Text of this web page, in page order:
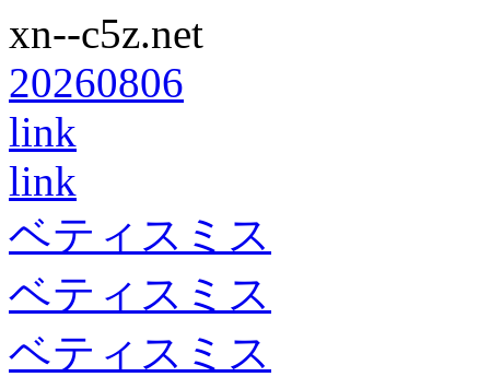
xn--c5z.net
20260806
link
link
ベティスミス
ベティスミス
ベティスミス